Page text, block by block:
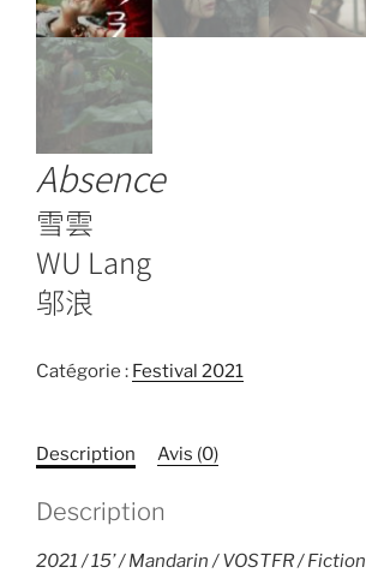
Absence
雪雲
WU Lang
邬浪
Catégorie : Festival 2021
Description Avis (0)
Description
2021 / 15’ / Mandarin / VOSTFR / Fiction